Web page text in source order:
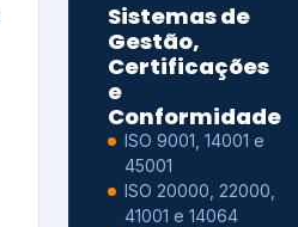
Sistemas de
Gestão,
Certificações
e
Conformidade
ISO 9001, 14001 e
45001
ISO 20000, 22000,
41001 e 14064